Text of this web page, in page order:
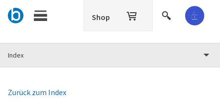
Shop
Index
Zurück zum Index